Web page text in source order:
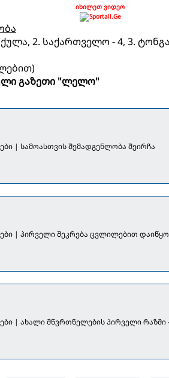
იხილეთ ვიდეო
2. საქართველო - 4, 3. ტონგა
გაზეთი "ლელო"
| სამოასთვის შემადგენლობა შეირჩა
| პირველი შეკრება ცვლილებით დაიწყო
| ახალი მწვრთნელების პირველი რაზმი